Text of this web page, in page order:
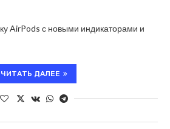
AirPods с новыми индикаторами и
ЧИТАТЬ ДАЛЕЕ